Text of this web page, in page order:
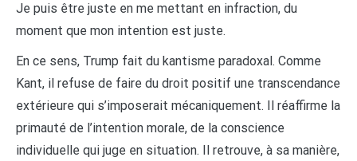
Je puis être juste en me mettant en infraction, du
moment que mon intention est juste.
En ce sens, Trump fait du kantisme paradoxal. Comme
Kant, il refuse de faire du droit positif une transcendance
extérieure qui s’imposerait mécaniquement. Il réaffirme la
primauté de l’intention morale, de la conscience
individuelle qui juge en situation. Il retrouve, à sa manière,